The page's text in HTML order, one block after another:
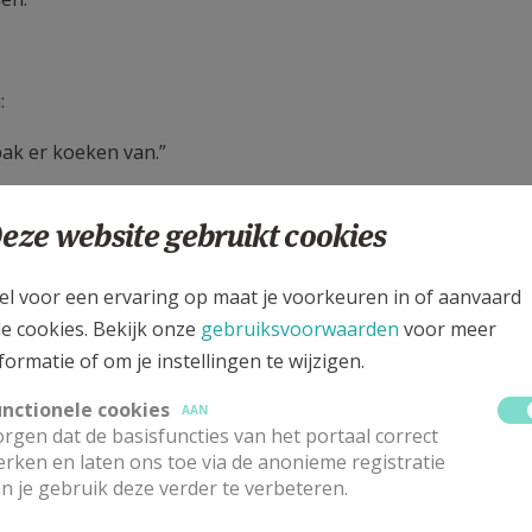
er koeken van.”
website gebruikt cookies
voor een ervaring op maat je voorkeuren in of aanvaard
cookies. Bekijk onze gebruiksvoorwaarden voor meer
of om je instellingen te wijzigen.
cookies
AAN
dat de basisfuncties van het portaal correct
en laten ons toe via de anonieme registratie
je gebruik deze verder te verbeteren.